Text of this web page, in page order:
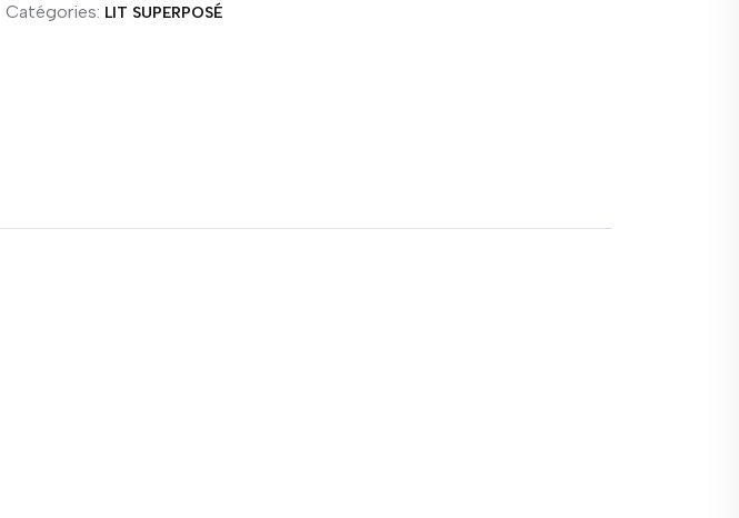
Catégories: LIT SUPERPOSÉ